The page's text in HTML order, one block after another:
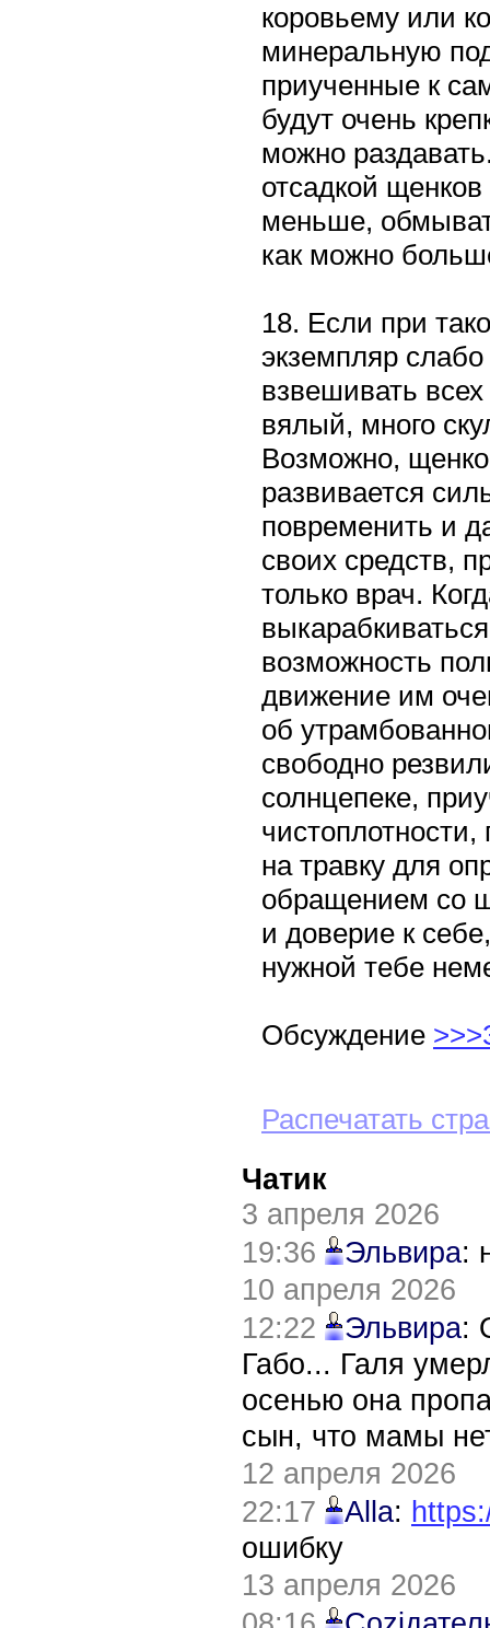
коровьему или
минеральную
приученные к
будут очень
можно
отсадкой
меньше,
как можно
18. Если при
экземпляр
взвешивать
вялый, много
Возможно,
развивается
повременить и
своих средств,
только врач.
возможность
движение им
об
свободно
солнцепеке,
на травку для
обращением со
и доверие к
нужной тебе
Обсуждение
Распечатать
Чатик
3 апреля 2026
19:36
Эльвира:
10 апреля 2026
12:22
Эльвира:
Габо... Галя
осенью она
сын, что мамы
12 апреля 2026
22:17
Alla:
ошибку
13 апреля 2026